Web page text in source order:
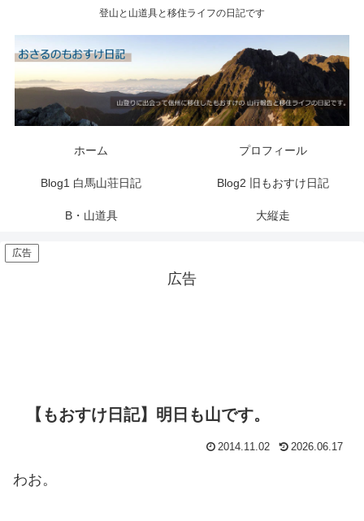
登山と山道具と移住ライフの日記です
ホーム プロフィール
Blog1 白馬山荘日記 Blog2 旧もおすけ日記
B・山道具 大縦走
広告
広告
【もおすけ日記】明日も山です。
2014.11.02 2026.06.17
わお。